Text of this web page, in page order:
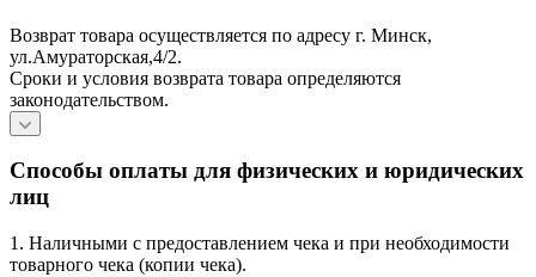
Возврат товара осуществляется по адресу г. Минск,
ул.Амураторская,4/2.
Сроки и условия возврата товара определяются
законодательством.
Способы оплаты для физических и юридических
лиц
1. Наличными с предоставлением чека и при необходимости
товарного чека (копии чека).